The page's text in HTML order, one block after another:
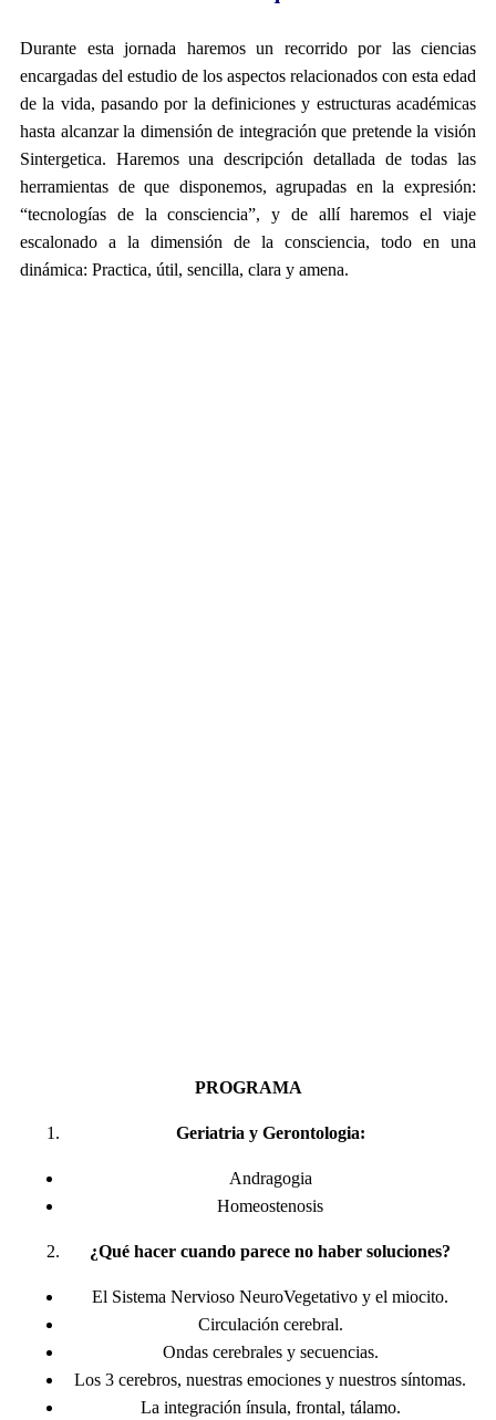
Durante esta jornada haremos un recorrido por las ciencias
encargadas del estudio de los aspectos relacionados con esta edad
de la vida, pasando por la definiciones y estructuras académicas
hasta alcanzar la dimensión de integración que pretende la visión
Sintergetica. Haremos una descripción detallada de todas las
herramientas de que disponemos, agrupadas en la expresión:
“tecnologías de la consciencia”, y de allí haremos el viaje
escalonado a la dimensión de la consciencia, todo en una
dinámica: Practica, útil, sencilla, clara y amena.
PROGRAMA
Geriatria y Gerontologia:
Andragogia
Homeostenosis
¿Qué hacer cuando parece no haber soluciones?
El Sistema Nervioso NeuroVegetativo y el miocito.
Circulación cerebral.
Ondas cerebrales y secuencias.
Los 3 cerebros, nuestras emociones y nuestros síntomas.
La integración ínsula, frontal, tálamo.